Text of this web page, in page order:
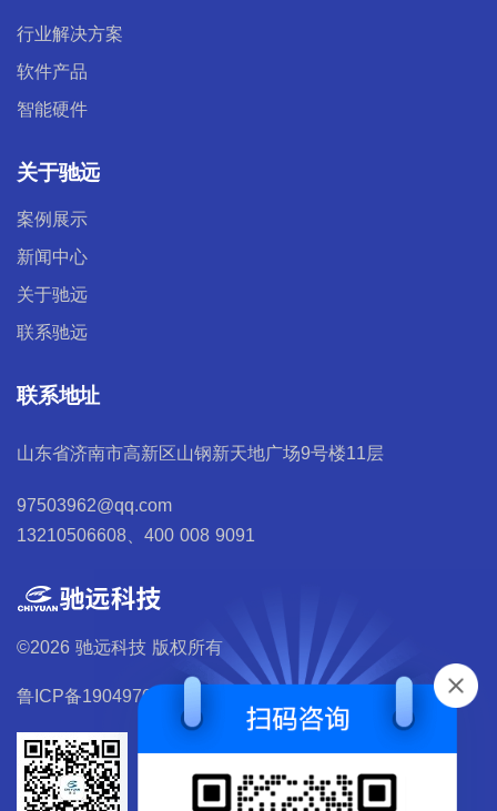
行业解决方案
软件产品
智能硬件
关于驰远
案例展示
新闻中心
关于驰远
联系驰远
联系地址
山东省济南市高新区山钢新天地广场9号楼11层
97503962@qq.com
13210506608、400 008 9091
©2026 驰远科技 版权所有
鲁ICP备19049700号